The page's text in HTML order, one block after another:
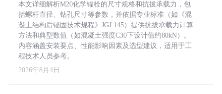
本文详细解析M20化学锚栓的尺寸规格和抗拔承载力，包
括螺杆直径、钻孔尺寸等参数，并依据专业标准（如《混
凝土结构后锚固技术规程》JGJ 145）提供抗拔承载力计算
方法和典型数值（如混凝土强度C30下设计值约80kN）。
内容涵盖安装要点、性能影响因素及选型建议，适用于工
程技术人员参考。
2026年8月4日